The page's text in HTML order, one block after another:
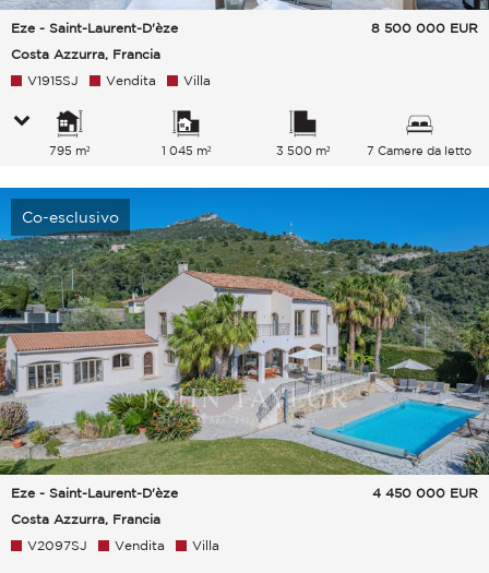
Eze - Saint-Laurent-D'èze
Costa Azzurra, Francia
8 500 000 EUR
V1915SJ Vendita Villa
795 m² 1 045 m² 3 500 m² 7 Camere da letto
Co-esclusivo
Eze - Saint-Laurent-D'èze
Costa Azzurra, Francia
4 450 000 EUR
V2097SJ Vendita Villa